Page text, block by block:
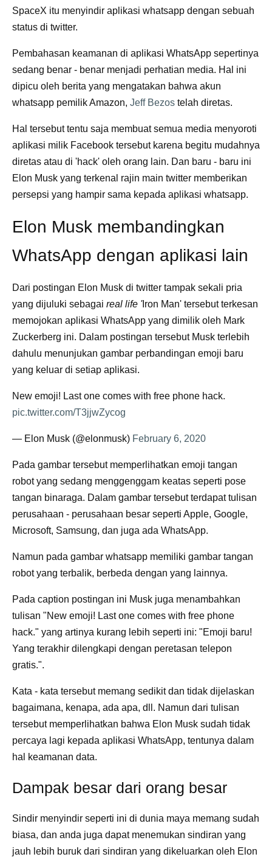
SpaceX itu menyindir aplikasi whatsapp dengan sebuah
status di twitter.
Pembahasan keamanan di aplikasi WhatsApp sepertinya
sedang benar - benar menjadi perhatian media. Hal ini
dipicu oleh berita yang mengatakan bahwa akun
whatsapp pemilik Amazon, Jeff Bezos telah diretas.
Hal tersebut tentu saja membuat semua media menyoroti
aplikasi milik Facebook tersebut karena begitu mudahnya
diretas atau di 'hack' oleh orang lain. Dan baru - baru ini
Elon Musk yang terkenal rajin main twitter memberikan
persepsi yang hampir sama kepada aplikasi whatsapp.
Elon Musk membandingkan
WhatsApp dengan aplikasi lain
Dari postingan Elon Musk di twitter tampak sekali pria
yang dijuluki sebagai real life 'Iron Man' tersebut terkesan
memojokan aplikasi WhatsApp yang dimilik oleh Mark
Zuckerberg ini. Dalam postingan tersebut Musk terlebih
dahulu menunjukan gambar perbandingan emoji baru
yang keluar di setiap aplikasi.
New emoji! Last one comes with free phone hack.
pic.twitter.com/T3jjwZycog
— Elon Musk (@elonmusk) February 6, 2020
Pada gambar tersebut memperlihatkan emoji tangan
robot yang sedang menggenggam keatas seperti pose
tangan binaraga. Dalam gambar tersebut terdapat tulisan
perusahaan - perusahaan besar seperti Apple, Google,
Microsoft, Samsung, dan juga ada WhatsApp.
Namun pada gambar whatsapp memiliki gambar tangan
robot yang terbalik, berbeda dengan yang lainnya.
Pada caption postingan ini Musk juga menambahkan
tulisan "New emoji! Last one comes with free phone
hack." yang artinya kurang lebih seperti ini: "Emoji baru!
Yang terakhir dilengkapi dengan peretasan telepon
gratis.".
Kata - kata tersebut memang sedikit dan tidak dijelaskan
bagaimana, kenapa, ada apa, dll. Namun dari tulisan
tersebut memperlihatkan bahwa Elon Musk sudah tidak
percaya lagi kepada aplikasi WhatsApp, tentunya dalam
hal keamanan data.
Dampak besar dari orang besar
Sindir menyindir seperti ini di dunia maya memang sudah
biasa, dan anda juga dapat menemukan sindiran yang
jauh lebih buruk dari sindiran yang dikeluarkan oleh Elon